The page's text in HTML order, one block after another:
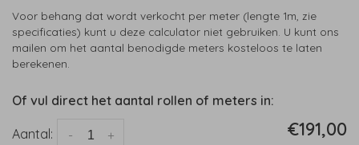
Voor behang dat wordt verkocht per meter (lengte 1m, zie
specificaties) kunt u deze calculator niet gebruiken. U kunt ons
mailen om het aantal benodigde meters kosteloos te laten
berekenen.
Of vul direct het aantal rollen of meters in:
Aantal: +
- €191,00